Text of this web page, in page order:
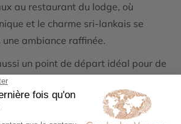
au restaurant du lodge, où
et le charme sri-lankais se
ambiance raffinée.
un point de départ idéal pour de
immersives. Les amateurs de
explorer les sentiers de la chaîne
d’un guide naturaliste qui